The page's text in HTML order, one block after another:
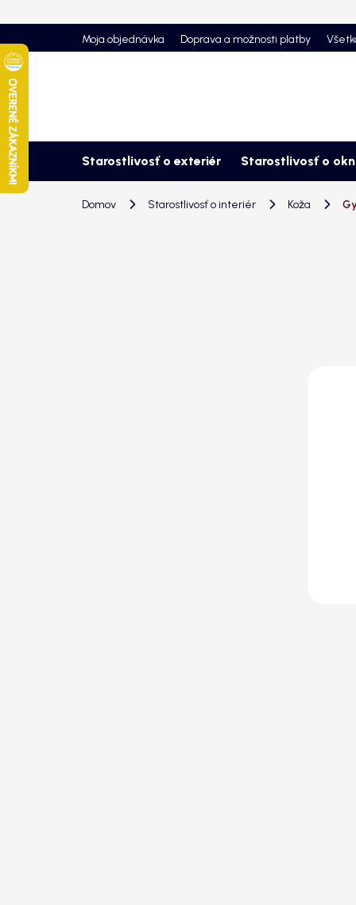
na
obsah
Moja objednávka Doprava a možnosti platby
Starostlivosť o exteriér Starostlivosť o
Domov Starostlivosť o interiér Koža